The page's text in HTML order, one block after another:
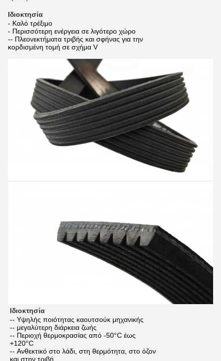
Ιδιοκτησία
- Καλό τρέξιμο
- Περισσότερη ενέργεια σε λιγότερο χώρο
-- Πλεονεκτήματα τριβής και σφήνας για την
κορδισμένη τομή σε σχήμα V
Ιδιοκτησία
-- Υψηλής ποιότητας καουτσούκ μηχανικής
-- μεγαλύτερη διάρκεια ζωής
-- Περιοχή θερμοκρασίας από -50°C έως
+120°C
-- Ανθεκτικό στο λάδι, στη θερμότητα, στο όζον
και στην τριβή